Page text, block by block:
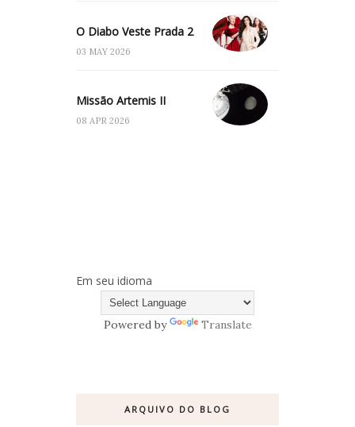
O Diabo Veste Prada 2
03 MAY 2026
Missão Artemis II
08 APR 2026
Em seu idioma
Powered by Translate
ARQUIVO DO BLOG